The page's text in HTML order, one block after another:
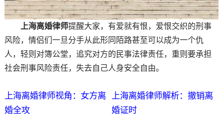
上海离婚律师提醒大家，有爱就有恨，爱恨交织的刑事
风险，情侣们一旦分手从此形同陌路甚至可以成为一个仇
人，轻则对簿公堂，追究对方的民事法律责任，重则要承担
社会刑事风险责任，失去自己人身安全自由。
上海离婚律师视角：女方离
婚全攻
上海离婚律师解析：撤销离
婚证时